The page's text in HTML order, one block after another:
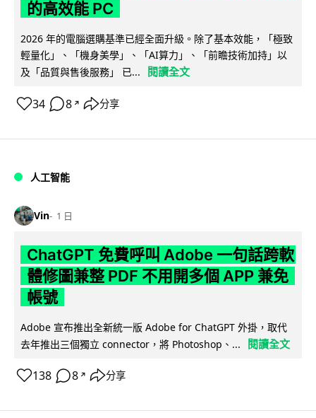
的高效能 PC
2026 年的電腦選購基準已經全面升級。除了基本效能，「極致
輕量化」、「機身美學」、「AI算力」、「前瞻技術加持」以
及「品質與售後服務」 已...
閱讀全文
34 8 ↗ 分享
人工智能
Vin 1 日
ChatGPT 免費呼叫 Adobe 一句話跨軟
體修圖兼整 PDF 不用開多個 APP 兼免
帳號
Adobe 宣布推出全新統一版 Adobe for ChatGPT 外掛，取代
去年推出三個獨立 connector，將 Photoshop、...
閱讀全文
138 8 ↗ 分享